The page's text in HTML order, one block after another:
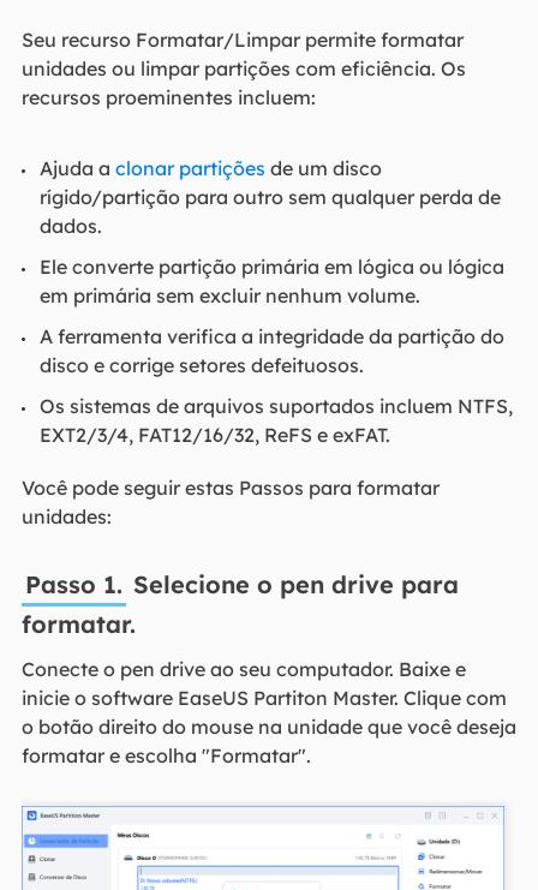
Seu recurso Formatar/Limpar permite formatar
unidades ou limpar partições com eficiência. Os
recursos proeminentes incluem:
Ajuda a clonar partições de um disco
rígido/partição para outro sem qualquer perda de
dados.
Ele converte partição primária em lógica ou lógica
em primária sem excluir nenhum volume.
A ferramenta verifica a integridade da partição do
disco e corrige setores defeituosos.
Os sistemas de arquivos suportados incluem NTFS,
EXT2/3/4, FAT12/16/32, ReFS e exFAT.
Você pode seguir estas Passos para formatar
unidades:
Passo 1. Selecione o pen drive para
formatar.
Conecte o pen drive ao seu computador. Baixe e
inicie o software EaseUS Partiton Master. Clique com
o botão direito do mouse na unidade que você deseja
formatar e escolha "Formatar".